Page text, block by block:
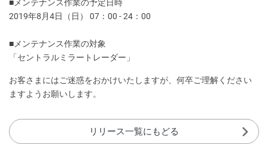
■メンテナンス作業の予定日時
2019年8月4日（日） 07：00 - 24：00
■メンテナンス作業の対象
「セントラルミラートレーダー」
お客さまにはご迷惑をおかけいたしますが、何卒ご理解ください
ますようお願いします。
リリース一覧にもどる